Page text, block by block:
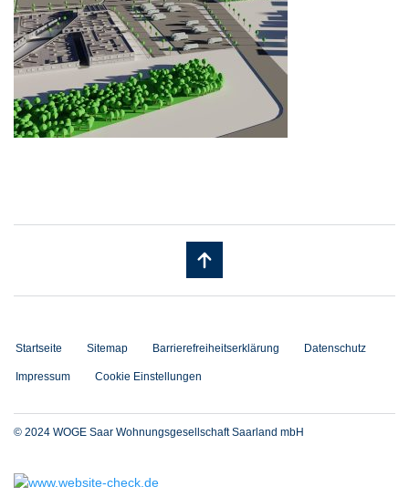
Startseite Sitemap Barrierefreiheitserklärung Datenschutz
Impressum Cookie Einstellungen
© 2024 WOGE Saar Wohnungsgesellschaft Saarland mbH